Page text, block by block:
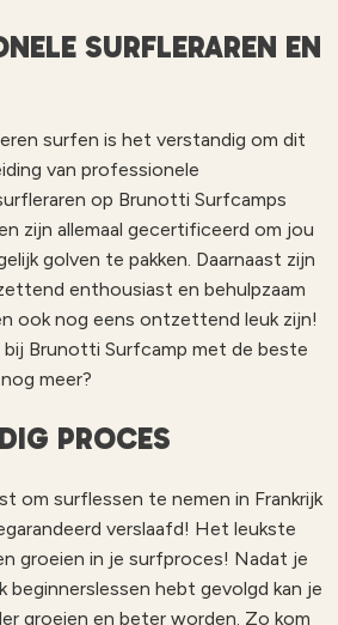
SURFLERAREN EN
surfen is het verstandig om dit
van professionele
op Brunotti Surfcamps
zijn allemaal gecertificeerd om jou
golven te pakken. Daarnaast zijn
enthousiast en behulpzaam
ook nog eens ontzettend leuk zijn!
bij Brunotti Surfcamp met de beste
meer?
PROCES
om surflessen te nemen in Frankrijk
verslaafd! Het leukste
groeien in je surfproces! Nadat je
beginnerslessen hebt gevolgd kan je
groeien en beter worden. Zo kom